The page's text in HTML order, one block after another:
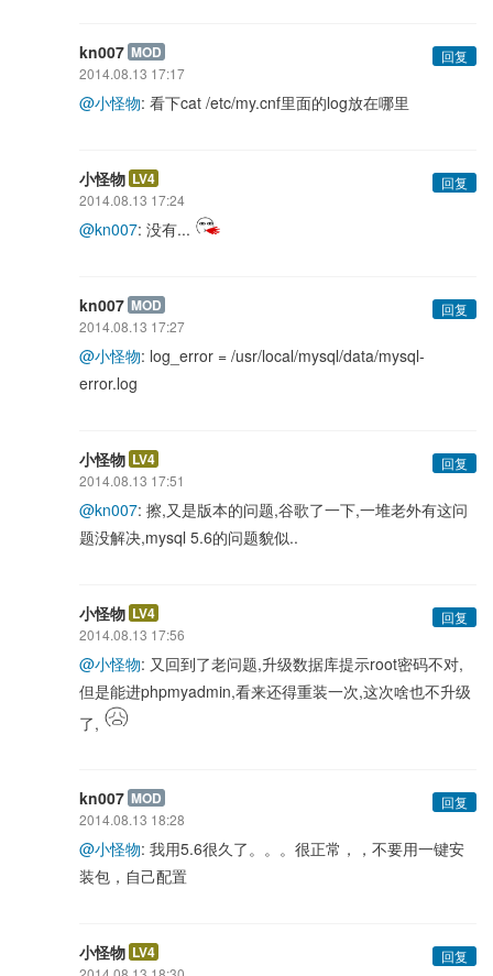
kn007 MOD
回复
2014.08.13 17:17
@小怪物: 看下cat /etc/my.cnf里面的log放在哪里
小怪物 LV4
回复
2014.08.13 17:24
@kn007: 没有...
kn007 MOD
回复
2014.08.13 17:27
@小怪物: log_error = /usr/local/mysql/data/mysql-
error.log
小怪物 LV4
回复
2014.08.13 17:51
@kn007: 擦,又是版本的问题,谷歌了一下,一堆老外有这问
题没解决,mysql 5.6的问题貌似..
小怪物 LV4
回复
2014.08.13 17:56
@小怪物: 又回到了老问题,升级数据库提示root密码不对,
但是能进phpmyadmin,看来还得重装一次,这次啥也不升级
了,
kn007 MOD
回复
2014.08.13 18:28
@小怪物: 我用5.6很久了。。。很正常，，不要用一键安
装包，自己配置
小怪物 LV4
回复